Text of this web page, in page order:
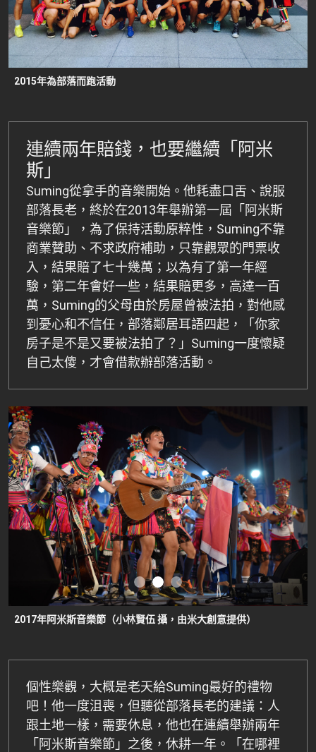
2015年為部落而跑活動
連續兩年賠錢，也要繼續「阿米
斯」
Suming從拿手的音樂開始。他耗盡口舌、說服
部落長老，終於在2013年舉辦第一屆「阿米斯
音樂節」，為了保持活動原粹性，Suming不靠
商業贊助、不求政府補助，只靠觀眾的門票收
入，結果賠了七十幾萬；以為有了第一年經
驗，第二年會好一些，結果賠更多，高達一百
萬，Suming的父母由於房屋曾被法拍，對他感
到憂心和不信任，部落鄰居耳語四起，「你家
房子是不是又要被法拍了？」Suming一度懷疑
自己太傻，才會借款辦部落活動。
2017年阿米斯音樂節（小林賢伍 攝，由米大創意提供）
個性樂觀，大概是老天給Suming最好的禮物
吧！他一度沮喪，但聽從部落長老的建議：人
跟土地一樣，需要休息，他也在連續舉辦兩年
「阿米斯音樂節」之後，休耕一年。「在哪裡